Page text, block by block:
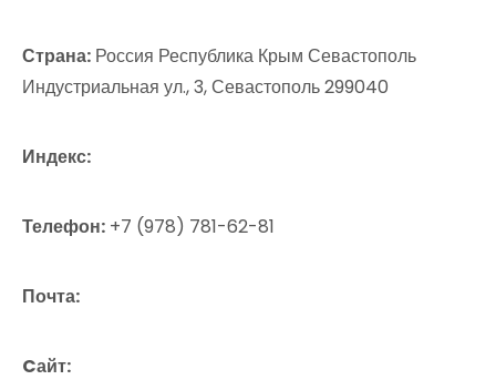
Страна: Россия Республика Крым Севастополь
Индустриальная ул., 3, Севастополь 299040
Индекс:
Телефон: +7 (978) 781-62-81
Почта:
Cайт: